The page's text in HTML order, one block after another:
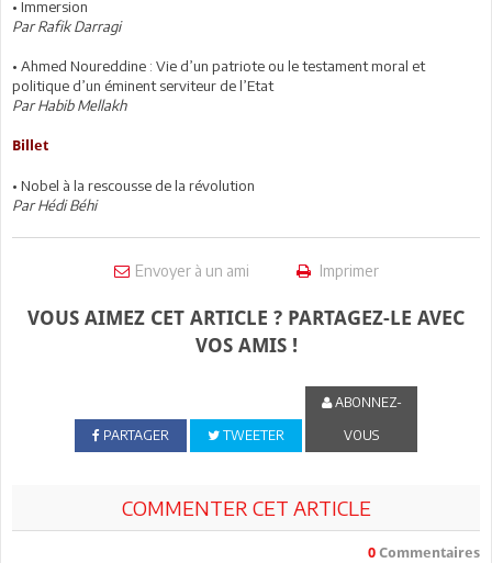
• Immersion
Par Rafik Darragi
• Ahmed Noureddine : Vie d’un patriote ou le testament moral et
politique d’un éminent serviteur de l’Etat
Par Habib Mellakh
Billet
• Nobel à la rescousse de la révolution
Par Hédi Béhi
Envoyer à un ami Imprimer
VOUS AIMEZ CET ARTICLE ? PARTAGEZ-LE AVEC
VOS AMIS !
PARTAGER TWEETER
ABONNEZ-
VOUS
COMMENTER CET ARTICLE
0 Commentaires